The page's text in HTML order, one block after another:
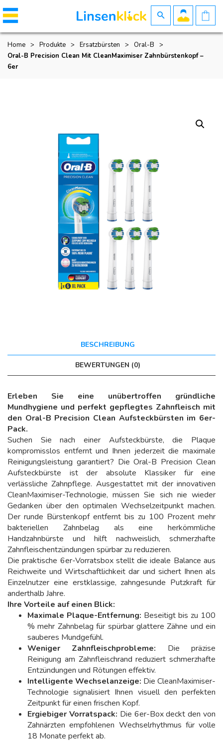
Home > Produkte > Ersatzbürsten > Oral-B
>
Oral-B Precision Clean Mit CleanMaximiser Zahnbürstenkopf –
6er
BESCHREIBUNG
BEWERTUNGEN (0)
Erleben Sie eine unübertroffen gründliche
Mundhygiene und perfekt gepflegtes Zahnfleisch mit
den Oral-B Precision Clean Aufsteckbürsten im 6er-
Pack.
Suchen Sie nach einer Aufsteckbürste, die Plaque
kompromisslos entfernt und Ihnen jederzeit die maximale
Reinigungsleistung garantiert? Die Oral-B Precision Clean
Aufsteckbürste ist der absolute Klassiker für eine
verlässliche Zahnpflege. Ausgestattet mit der innovativen
CleanMaximiser-Technologie, müssen Sie sich nie wieder
Gedanken über den optimalen Wechselzeitpunkt machen.
Der runde Bürstenkopf entfernt bis zu 100 Prozent mehr
bakteriellen Zahnbelag als eine herkömmliche
Handzahnbürste und hilft nachweislich, schmerzhafte
Zahnfleischentzündungen spürbar zu reduzieren.
Die praktische 6er-Vorratsbox stellt die ideale Balance aus
Reichweite und Wirtschaftlichkeit dar und sichert Ihnen als
Einzelnutzer eine erstklassige, zahngesunde Putzkraft für
anderthalb Jahre.
Ihre Vorteile auf einen Blick:
Maximale Plaque-Entfernung: Beseitigt bis zu 100
% mehr Zahnbelag für spürbar glattere Zähne und ein
sauberes Mundgefühl.
Weniger Zahnfleischprobleme: Die präzise
Reinigung am Zahnfleischrand reduziert schmerzhafte
Entzündungen und Rötungen effektiv.
Intelligente Wechselanzeige: Die CleanMaximiser-
Technologie signalisiert Ihnen visuell den perfekten
Zeitpunkt für einen frischen Kopf.
Ergiebiger Vorratspack: Die 6er-Box deckt den von
Zahnärzten empfohlenen Wechselrhythmus für volle
18 Monate perfekt ab.